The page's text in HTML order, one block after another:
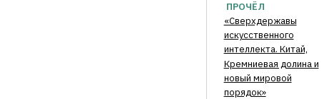
ПРОЧЁЛ
«Сверхдержавы
искусственного
интеллекта. Китай,
Кремниевая долина и
новый мировой
порядок»